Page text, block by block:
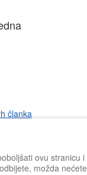
članka
ovu stranicu i
možda